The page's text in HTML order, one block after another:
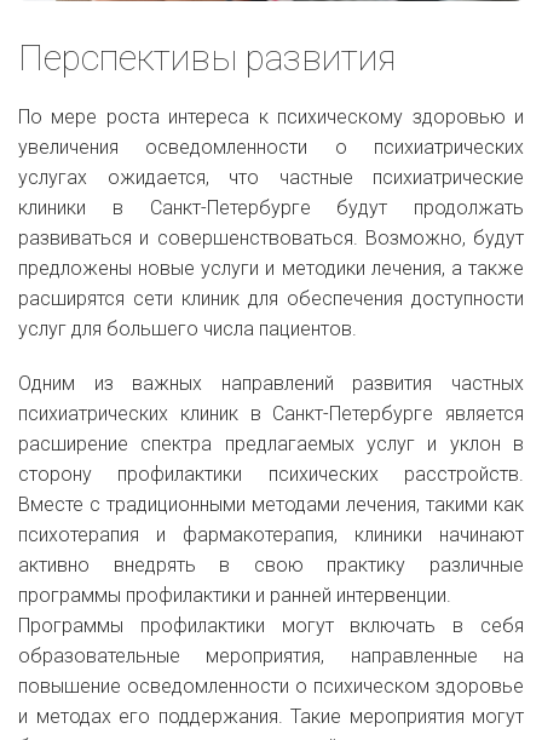
Перспективы развития
По мере роста интереса к психическому здоровью и
увеличения осведомленности о психиатрических
услугах ожидается, что частные психиатрические
клиники в Санкт-Петербурге будут продолжать
развиваться и совершенствоваться. Возможно, будут
предложены новые услуги и методики лечения, а также
расширятся сети клиник для обеспечения доступности
услуг для большего числа пациентов.
Одним из важных направлений развития частных
психиатрических клиник в Санкт-Петербурге является
расширение спектра предлагаемых услуг и уклон в
сторону профилактики психических расстройств.
Вместе с традиционными методами лечения, такими как
психотерапия и фармакотерапия, клиники начинают
активно внедрять в свою практику различные
программы профилактики и ранней интервенции.
Программы профилактики могут включать в себя
образовательные мероприятия, направленные на
повышение осведомленности о психическом здоровье
и методах его поддержания. Такие мероприятия могут